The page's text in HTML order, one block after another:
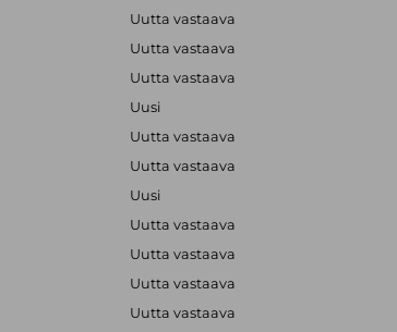
Uutta vastaava
Uutta vastaava
Uutta vastaava
Uusi
Uutta vastaava
Uutta vastaava
Uusi
Uutta vastaava
Uutta vastaava
Uutta vastaava
Uutta vastaava